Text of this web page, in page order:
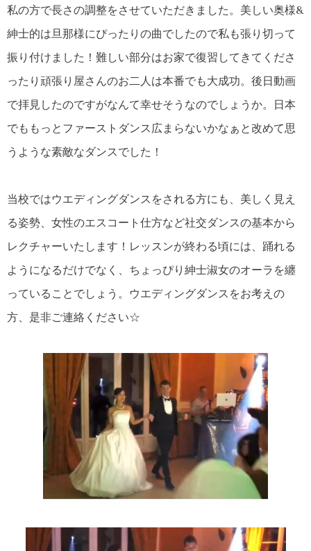
私の方で長さの調整をさせていただきました。美しい奥様&
紳士的は旦那様にぴったりの曲でしたので私も張り切って
振り付けました！難しい部分はお家で復習してきてくださ
ったり頑張り屋さんのお二人は本番でも大成功。後日動画
で拝見したのですがなんて幸せそうなのでしょうか。日本
でももっとファーストダンス広まらないかなぁと改めて思
うような素敵なダンスでした！
当校ではウエディングダンスをされる方にも、美しく見え
る姿勢、女性のエスコート仕方など社交ダンスの基本から
レクチャーいたします！レッスンが終わる頃には、踊れる
ようになるだけでなく、ちょっぴり紳士淑女のオーラを纏
っていることでしょう。ウエディングダンスをお考えの
方、是非ご連絡ください☆